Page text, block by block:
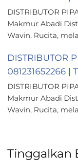
DISTRIBUTOR
Makmur Abadi
Wavin, Rucita,
DISTRIBUTOR
081231652266 |
DISTRIBUTOR
Makmur Abadi
Wavin, Rucita,
Tinggalkan